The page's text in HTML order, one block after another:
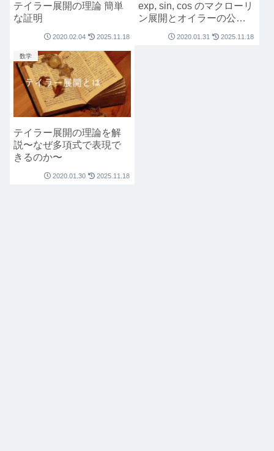
テイラー展開の理論 簡単
な証明
2020.02.04 2025.11.18
exp, sin, cos のマクローリ
ン展開とオイラーの公式
2020.01.31 2025.11.18
数学
テイラー展開の理論を解
説〜なぜ多項式で表現で
きるのか〜
2020.01.30 2025.11.18